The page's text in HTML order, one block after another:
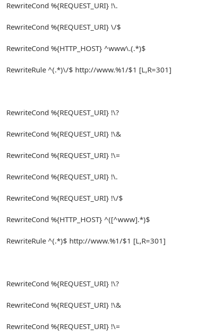
RewriteCond %{REQUEST_URI} !\.
RewriteCond %{REQUEST_URI} \/$
RewriteCond %{HTTP_HOST} ^www\.(.*)$
RewriteRule ^(.*)\/$ http://www.%1/$1 [L,R=301]
RewriteCond %{REQUEST_URI} !\?
RewriteCond %{REQUEST_URI} !\&
RewriteCond %{REQUEST_URI} !\=
RewriteCond %{REQUEST_URI} !\.
RewriteCond %{REQUEST_URI} !\/$
RewriteCond %{HTTP_HOST} ^([^www].*)$
RewriteRule ^(.*)$ http://www.%1/$1 [L,R=301]
RewriteCond %{REQUEST_URI} !\?
RewriteCond %{REQUEST_URI} !\&
RewriteCond %{REQUEST_URI} !\=